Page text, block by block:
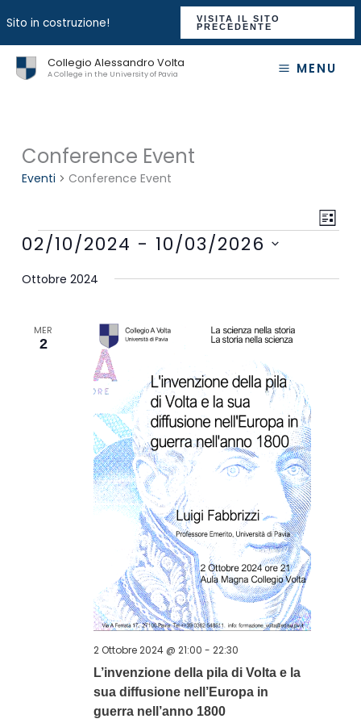
Sito in costruzione!
VISITA IL SITO
PRECEDENTE
Collegio Alessandro Volta
A College in the University of Pavia MENU
Conference Event
Eventi Conference Event
Viste
Viste
LISTA
Eventi
02/10/2024 - 10/03/2026
la
Ottobre 2024
MER
2
L’invenzione della pila di Volta e la
sua diffusione nell’Europa in
guerra nell’anno 1800
2 Ottobre 2024 @ 21:00 - 22:30